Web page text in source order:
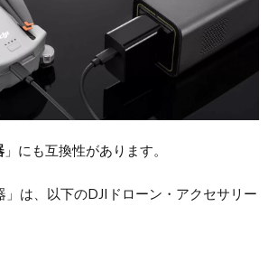
」にも互換性があります。
」は、以下のDJIドローン・アクセサリー